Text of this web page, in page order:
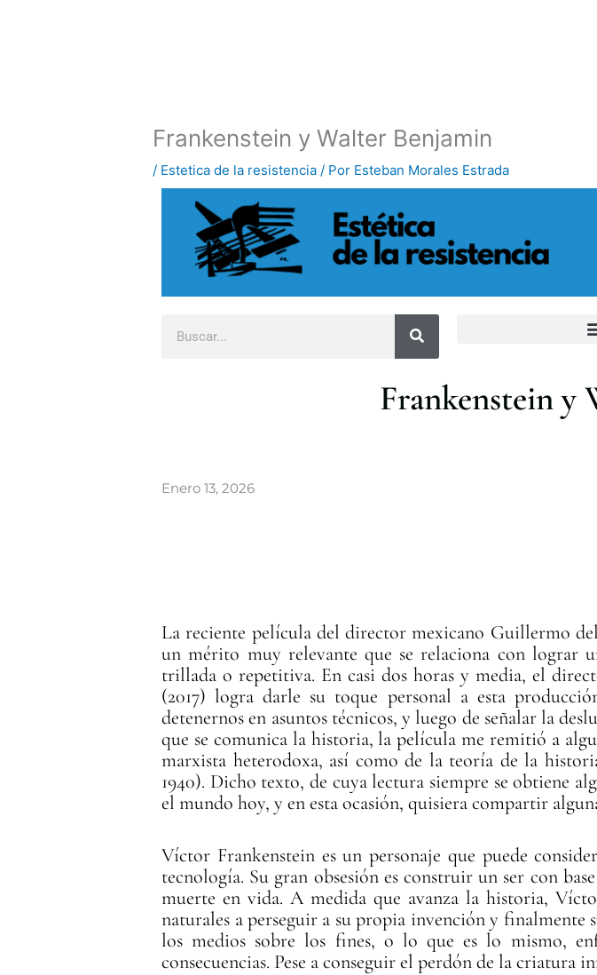
Frankenstein y Walter Benjamin
/ Estetica de la resistencia / Por Esteban Morales Estrada
Frankenstein y
Enero 13, 2026
La reciente película del director mexicano Guillermo
un mérito muy relevante que se relaciona con lograr
trillada o repetitiva. En casi dos horas y media, el
(2017) logra darle su toque personal a esta
detenernos en asuntos técnicos, y luego de señalar la
que se comunica la historia, la película me remitió a
marxista heterodoxa, así como de la teoría de la
1940). Dicho texto, de cuya lectura siempre se obtiene
el mundo hoy, y en esta ocasión, quisiera compartir
Víctor Frankenstein es un personaje que puede
tecnología. Su gran obsesión es construir un ser con
muerte en vida. A medida que avanza la historia,
naturales a perseguir a su propia invención y
los medios sobre los fines, o lo que es lo mismo,
consecuencias. Pese a conseguir el perdón de la